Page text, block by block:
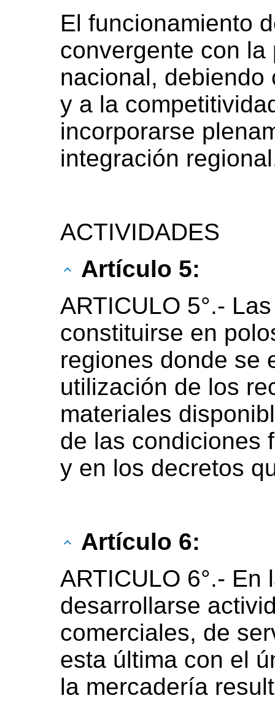
El funcionamiento
convergente con
nacional, debiendo
y a la
incorporarse
integración
ACTIVIDADES
Artículo 5:
ARTICULO 5°.-
constituirse en
regiones donde se
utilización de los
materiales
de las condiciones
y en los decretos
Artículo 6:
ARTICULO 6°.-
desarrollarse
comerciales, de
esta última con el
la mercadería